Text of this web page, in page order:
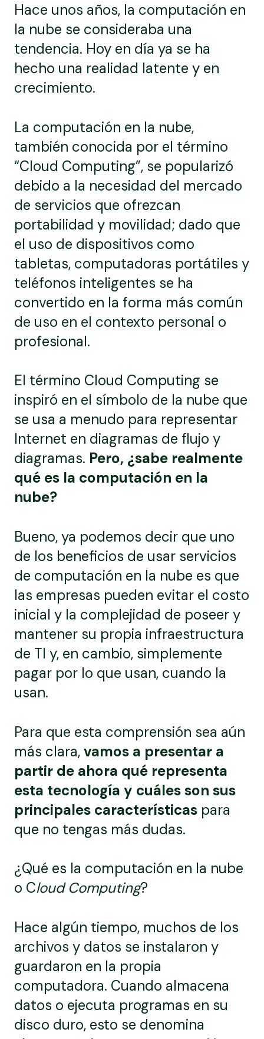
Hace unos años, la computación en
la nube se consideraba una
tendencia. Hoy en día ya se ha
hecho una realidad latente y en
crecimiento.
La computación en la nube,
también conocida por el término
“Cloud Computing”, se popularizó
debido a la necesidad del mercado
de servicios que ofrezcan
portabilidad y movilidad; dado que
el uso de dispositivos como
tabletas, computadoras portátiles y
teléfonos inteligentes se ha
convertido en la forma más común
de uso en el contexto personal o
profesional.
El término Cloud Computing se
inspiró en el símbolo de la nube que
se usa a menudo para representar
Internet en diagramas de flujo y
diagramas. Pero, ¿sabe realmente
qué es la computación en la
nube?
Bueno, ya podemos decir que uno
de los beneficios de usar servicios
de computación en la nube es que
las empresas pueden evitar el costo
inicial y la complejidad de poseer y
mantener su propia infraestructura
de TI y, en cambio, simplemente
pagar por lo que usan, cuando la
usan.
Para que esta comprensión sea aún
más clara,vamos a presentar a
partir de ahora qué representa
esta tecnología y cuáles son sus
principales características para
que no tengas más dudas.
¿Qué es la computación en la nube
o Cloud Computing?
Hace algún tiempo, muchos de los
archivos y datos se instalaron y
guardaron en la propia
computadora. Cuando almacena
datos o ejecuta programas en su
disco duro, esto se denomina